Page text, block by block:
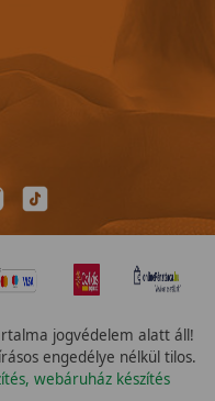
jogvédelem alatt áll!
engedélye nélkül tilos.
webáruház készítés